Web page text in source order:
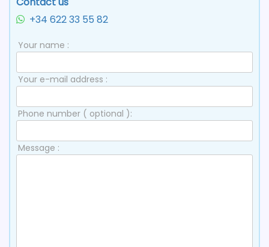
+34 622 33 55 82
Your name :
Your e-mail address :
Phone number ( optional ):
Message :